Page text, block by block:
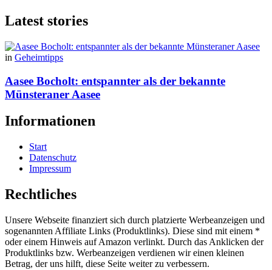
Latest stories
in Geheimtipps
Aasee Bocholt: entspannter als der bekannte
Münsteraner Aasee
Informationen
Start
Datenschutz
Impressum
Rechtliches
Unsere Webseite finanziert sich durch platzierte Werbeanzeigen und
sogenannten Affiliate Links (Produktlinks). Diese sind mit einem *
oder einem Hinweis auf Amazon verlinkt. Durch das Anklicken der
Produktlinks bzw. Werbeanzeigen verdienen wir einen kleinen
Betrag, der uns hilft, diese Seite weiter zu verbessern.